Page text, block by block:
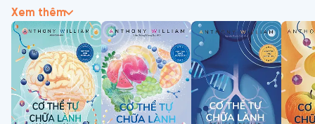
đó, ông luôn có những dự đoán chính xác về căn bệnh và
cách điều trị của những người khác.
Xem thêm